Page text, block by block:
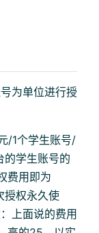
为单位进行授
/1个学生账号/
的学生账号的
费用即为
授权永久使
上面说的费用